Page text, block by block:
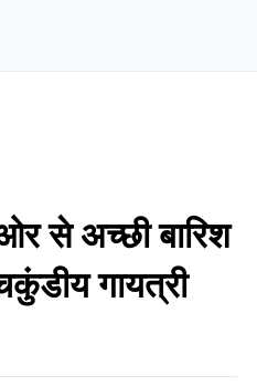
से अच्छी बारिश
गायत्री